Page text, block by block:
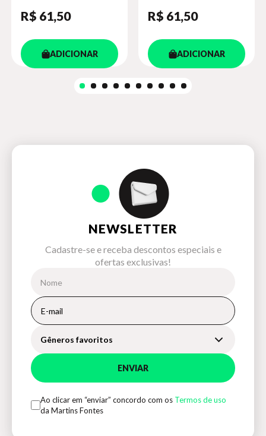
R$ 61,50
ADICIONAR
R$ 61,50
ADICIONAR
NEWSLETTER
Cadastre-se e receba descontos especiais e
ofertas exclusivas!
Gêneros favoritos
ENVIAR
Ao clicar em “enviar” concordo com os Termos de uso
da Martins Fontes